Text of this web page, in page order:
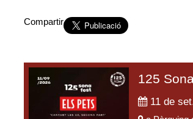
Compartir
125
11 de